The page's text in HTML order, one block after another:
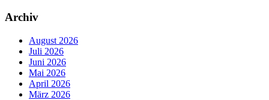
Archiv
August 2026
Juli 2026
Juni 2026
Mai 2026
April 2026
März 2026